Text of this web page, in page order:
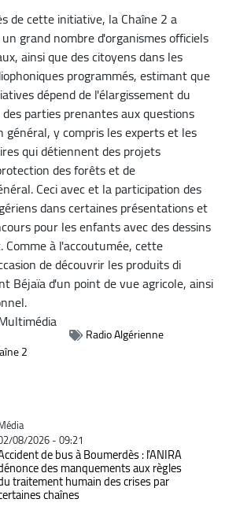
de cette initiative, la Chaîne 2 a
grand nombre d'organismes officiels
ainsi que des citoyens dans les
programmés, estimant que
dépend de l'élargissement du
parties prenantes aux questions
y compris les experts et les
qui détiennent des projets
des forêts et de
Ceci avec et la participation des
dans certaines présentations et
pour les enfants avec des dessins
à l'accoutumée, cette
de découvrir les produits di
Béjaïa d'un point de vue agricole, ainsi
Radio Algérienne
2
08/2026 - 09:21
de bus à Boumerdès : l'ANIRA
des manquements aux règles
traitement humain des crises par
chaînes